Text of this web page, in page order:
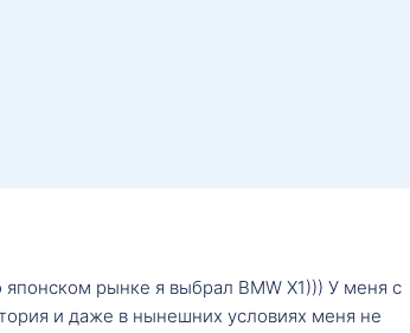
японском рынке я выбрал BMW X1))) У меня с
и даже в нынешних условиях меня не